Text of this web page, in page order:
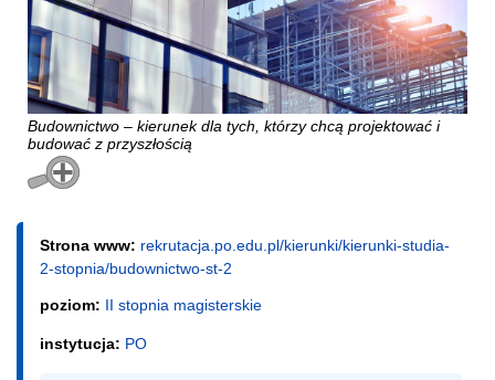
Budownictwo – kierunek dla tych, którzy chcą projektować i
budować z przyszłością
Strona www: rekrutacja.po.edu.pl/kierunki/kierunki-studia-
2-stopnia/budownictwo-st-2
poziom: II stopnia magisterskie
instytucja: PO